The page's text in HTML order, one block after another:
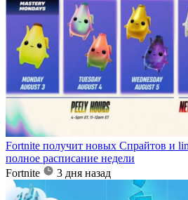
Fortnite получит новых Спрайтов и
полное расписание недели
Fortnite
3 дня назад